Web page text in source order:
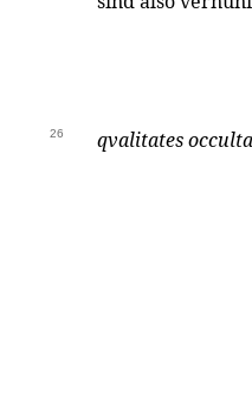
26 qvalitates